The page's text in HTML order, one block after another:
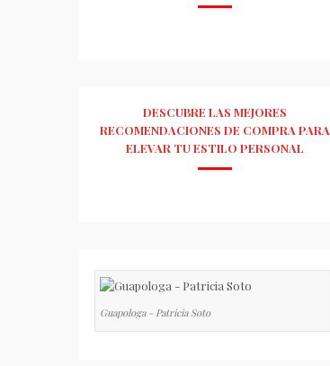
DESCUBRE LAS MEJORES
RECOMENDACIONES DE COMPRA PARA
ELEVAR TU ESTILO PERSONAL
Guapologa - Patricia Soto